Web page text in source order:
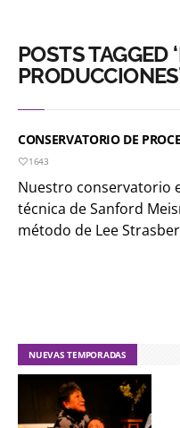
POSTS TAGGED
CONSERVATORIO DE
1643
Nuestro conservatorio
técnica de Sanford
método de Lee
NUEVAS TEMPORADAS